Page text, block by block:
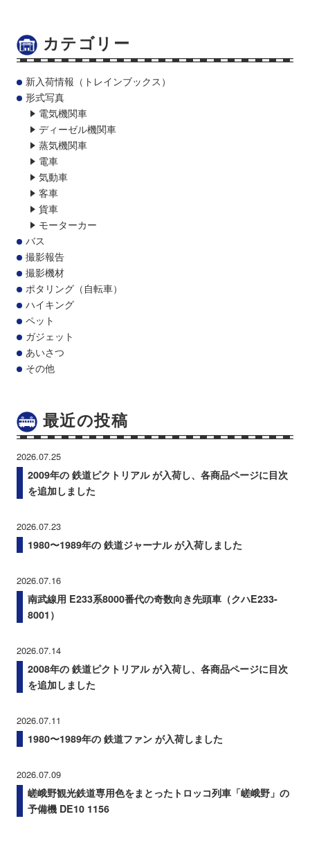
カテゴリー
新入荷情報（トレインブックス）
形式写真
電気機関車
ディーゼル機関車
蒸気機関車
電車
気動車
客車
貨車
モーターカー
バス
撮影報告
撮影機材
ポタリング（自転車）
ハイキング
ペット
ガジェット
あいさつ
その他
最近の投稿
2026.07.25
2009年の 鉄道ピクトリアル が入荷し、各商品ページに目次
を追加しました
2026.07.23
1980〜1989年の 鉄道ジャーナル が入荷しました
2026.07.16
南武線用 E233系8000番代の奇数向き先頭車（クハE233-
8001）
2026.07.14
2008年の 鉄道ピクトリアル が入荷し、各商品ページに目次
を追加しました
2026.07.11
1980〜1989年の 鉄道ファン が入荷しました
2026.07.09
嵯峨野観光鉄道専用色をまとったトロッコ列車「嵯峨野」の
予備機 DE10 1156